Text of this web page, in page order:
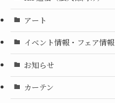
アート
イベント情報・フェア情報
お知らせ
カーテン